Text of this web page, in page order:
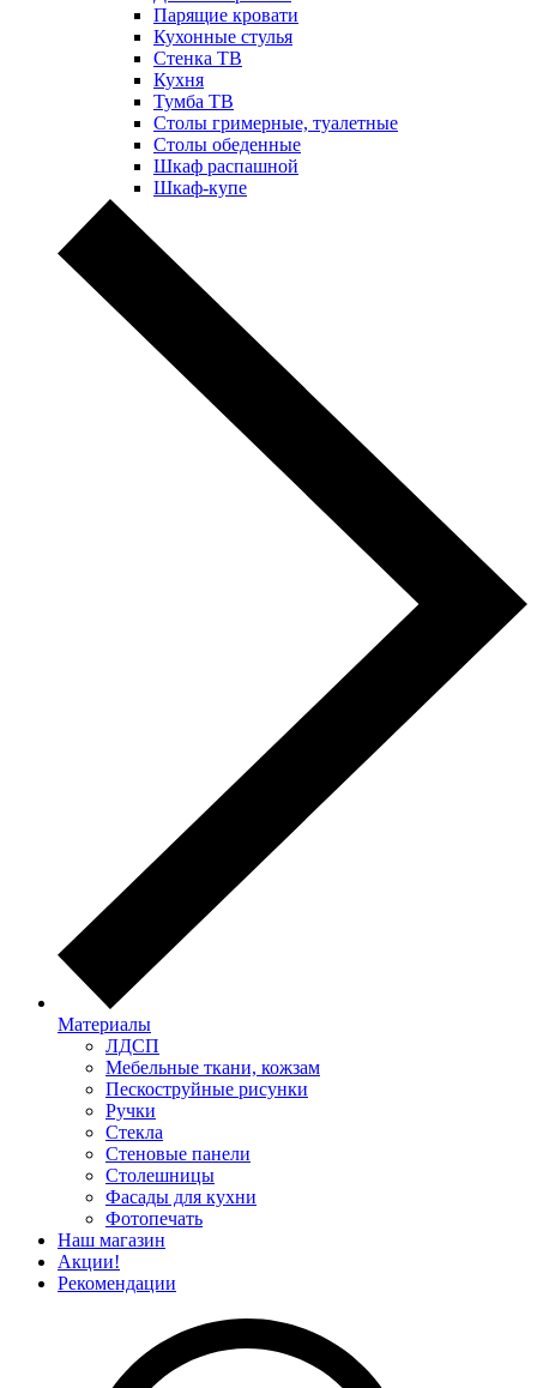
Парящие кровати
Кухонные стулья
Стенка ТВ
Кухня
Тумба ТВ
Столы гримерные, туалетные
Столы обеденные
Шкаф распашной
Шкаф-купе
Материалы
ЛДСП
Мебельные ткани, кожзам
Пескоструйные рисунки
Ручки
Стекла
Стеновые панели
Столешницы
Фасады для кухни
Фотопечать
Наш магазин
Акции!
Рекомендации